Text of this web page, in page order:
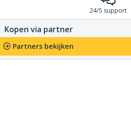
24/5 support
Kopen via partner
Partners bekijken